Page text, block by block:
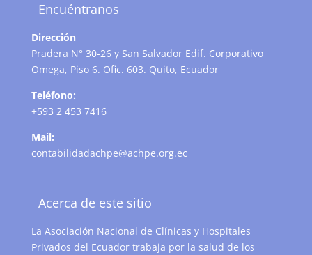
Encuéntranos
Dirección
Pradera N° 30-26 y San Salvador Edif. Corporativo
Omega, Piso 6. Ofic. 603. Quito, Ecuador
Teléfono:
+593 2 453 7416
Mail:
contabilidadachpe@achpe.org.ec
Acerca de este sitio
La Asociación Nacional de Clínicas y Hospitales
Privados del Ecuador trabaja por la salud de los